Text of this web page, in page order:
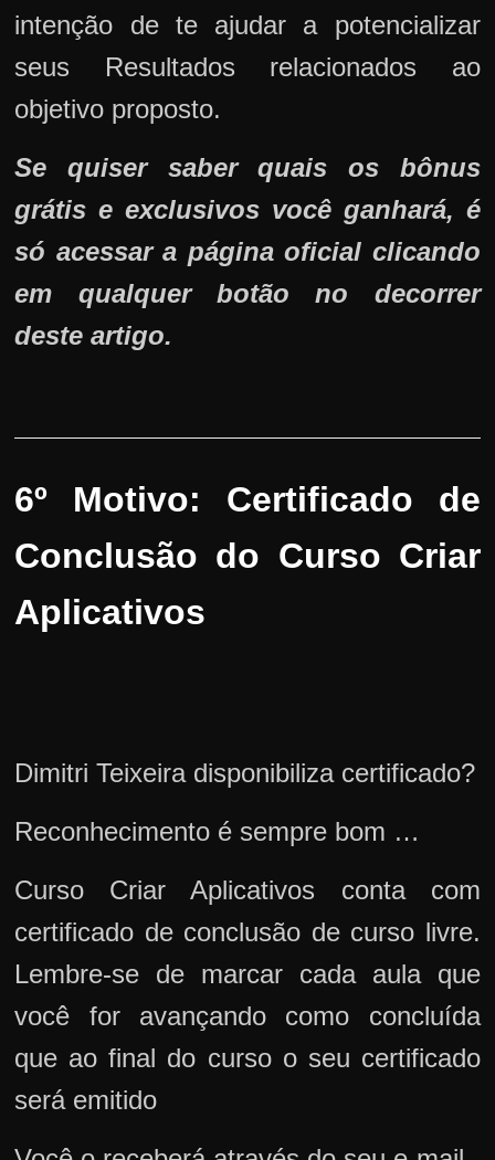
intenção de te ajudar a potencializar
seus Resultados relacionados ao
objetivo proposto.
Se quiser saber quais os bônus
grátis e exclusivos você ganhará, é
só acessar a página oficial clicando
em qualquer botão no decorrer
deste artigo.
6º Motivo: Certificado de
Conclusão do Curso Criar
Aplicativos
Dimitri Teixeira disponibiliza certificado?
Reconhecimento é sempre bom …
Curso Criar Aplicativos conta com
certificado de conclusão de curso livre.
Lembre-se de marcar cada aula que
você for avançando como concluída
que ao final do curso o seu certificado
será emitido